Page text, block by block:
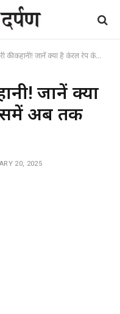
कहानी! जानें क्या है केरल रेप केस? जिसमें अब तक 57 गिरफ्तार
जानें क्या
अब तक
20, 2025